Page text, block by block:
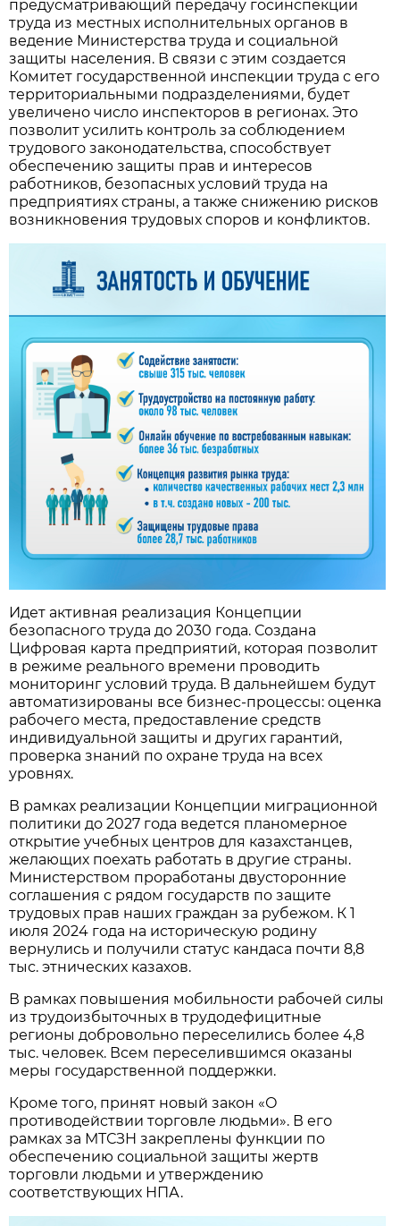
предусматривающий передачу госинспекции
труда из местных исполнительных органов в
ведение Министерства труда и социальной
защиты населения. В связи с этим создается
Комитет государственной инспекции труда с его
территориальными подразделениями, будет
увеличено число инспекторов в регионах. Это
позволит усилить контроль за соблюдением
трудового законодательства, способствует
обеспечению защиты прав и интересов
работников, безопасных условий труда на
предприятиях страны, а также снижению рисков
возникновения трудовых споров и конфликтов.
Идет активная реализация Концепции
безопасного труда до 2030 года. Создана
Цифровая карта предприятий, которая позволит
в режиме реального времени проводить
мониторинг условий труда. В дальнейшем будут
автоматизированы все бизнес-процессы: оценка
рабочего места, предоставление средств
индивидуальной защиты и других гарантий,
проверка знаний по охране труда на всех
уровнях.
В рамках реализации Концепции миграционной
политики до 2027 года ведется планомерное
открытие учебных центров для казахстанцев,
желающих поехать работать в другие страны.
Министерством проработаны двусторонние
соглашения с рядом государств по защите
трудовых прав наших граждан за рубежом. К 1
июля 2024 года на историческую родину
вернулись и получили статус кандаса почти 8,8
тыс. этнических казахов.
В рамках повышения мобильности рабочей силы
из трудоизбыточных в трудодефицитные
регионы добровольно переселились более 4,8
тыс. человек. Всем переселившимся оказаны
меры государственной поддержки.
Кроме того, принят новый закон «О
противодействии торговле людьми». В его
рамках за МТСЗН закреплены функции по
обеспечению социальной защиты жертв
торговли людьми и утверждению
соответствующих НПА.